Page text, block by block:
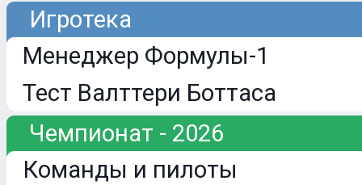
Игротека
Менеджер Формулы-1
Тест Валттери Боттаса
Чемпионат - 2026
Команды и пилоты